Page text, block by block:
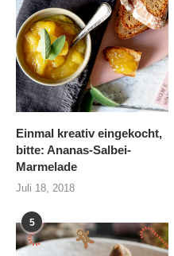
Einmal kreativ eingekocht,
bitte: Ananas-Salbei-
Marmelade
Juli 18, 2018
5